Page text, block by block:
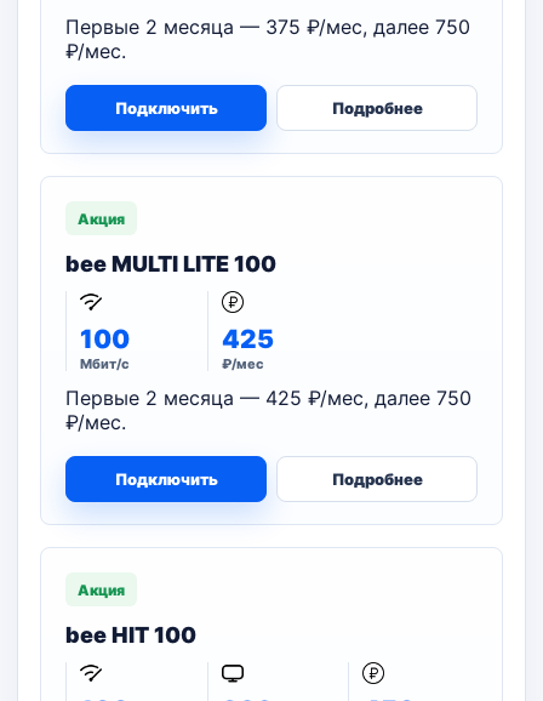
Первые 2 месяца — 375 ₽/мес, далее 750
₽/мес.
Подключить Подробнее
Акция
bee MULTI LITE 100
100
Мбит/с
425
₽/мес
Первые 2 месяца — 425 ₽/мес, далее 750
₽/мес.
Подключить Подробнее
Акция
bee HIT 100